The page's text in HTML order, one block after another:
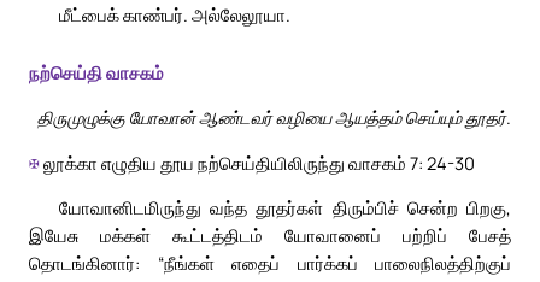
மீட்பைக் காண்பர். அல்லேலூயா.
நற்செய்தி வாசகம்
திருமுழுக்கு யோவான் ஆண்டவர் வழியை ஆயத்தம் செய்யும் தூதர்.
✠லூக்கா எழுதிய தூய நற்செய்தியிலிருந்து வாசகம் 7: 24-30
யோவானிடமிருந்து வந்த தூதர்கள் திரும்பிச் சென்ற பிறகு,
இயேசு மக்கள் கூட்டத்திடம் யோவானைப் பற்றிப் பேசத்
தொடங்கினார்: “நீங்கள் எதைப் பார்க்கப் பாலைநிலத்திற்குப்